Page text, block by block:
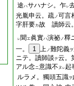
途ハサハナシ。乍レ
光胤申云。疏ノ可言
字肝要カ故 讀師云
レ聞エ眞實ハ演祕ノ釋
一。
1 上ノ難陀義ヲ
ニテ。讀師談テ云。
アル念ニ意識不 ヌ レ起
ルラメ。獨頭五識ヲ